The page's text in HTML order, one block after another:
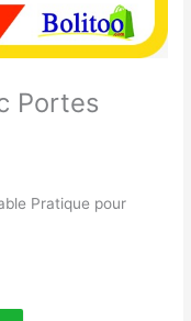
Portes
Pratique pour